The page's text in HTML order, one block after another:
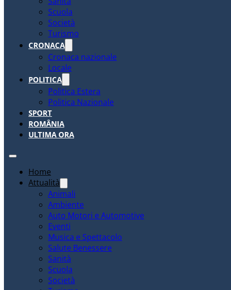
Scuola
Società
Turismo
CRONACA
Cronaca nazionale
Locale
POLITICA
Politica Estera
Politica Nazionale
SPORT
ROMÂNIA
ULTIMA ORA
Home
Attualità
Animali
Ambiente
Auto Motori e Automotive
Eventi
Musica e Spettacolo
Salute Benessere
Sanità
Scuola
Società